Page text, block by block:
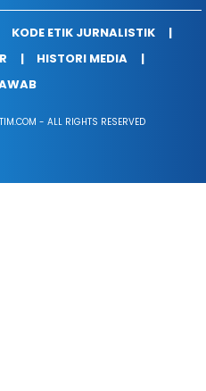
KODE ETIK JURNALISTIK
HISTORI MEDIA
- ALL RIGHTS RESERVED